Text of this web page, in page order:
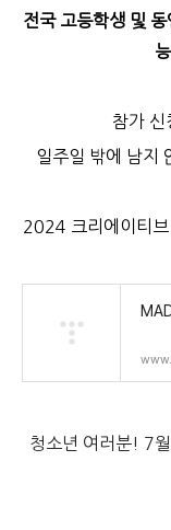
전국 고등학생 및
참가 신
일주일 밖에 남지
2024 크리에이티브
청소년 여러분! 7